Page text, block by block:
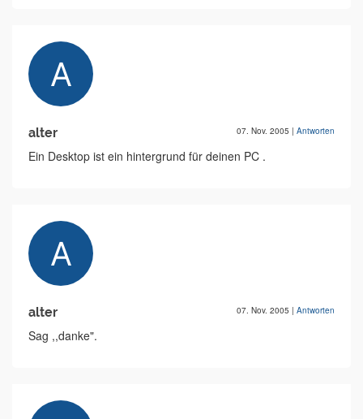
alter 07. Nov. 2005 | Antworten
Ein Desktop ist ein hintergrund für deinen PC .
alter 07. Nov. 2005 | Antworten
Sag ,,danke".